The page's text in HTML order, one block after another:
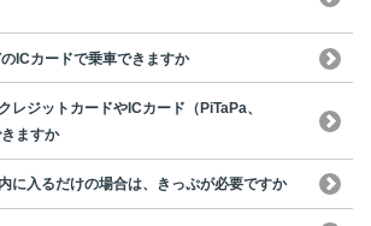
ICカードで乗車できますか
レジットカードやICカード（PiTaPa、
ますか
に入るだけの場合は、きっぷが必要ですか